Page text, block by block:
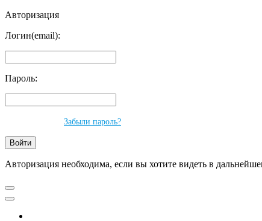
Авторизация
Логин(email):
Пароль:
Забыли пароль?
Авторизация необходима, если вы хотите видеть в